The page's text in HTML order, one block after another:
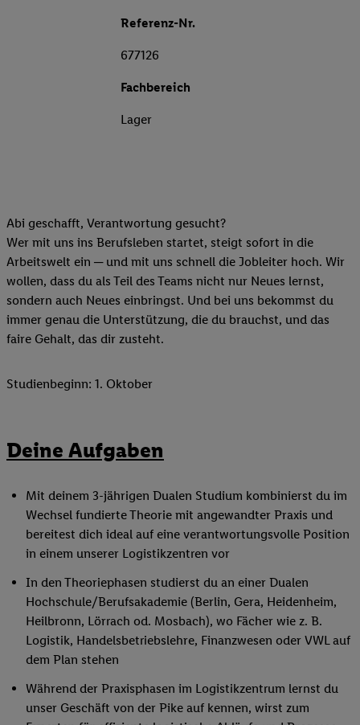
Referenz-Nr.
677126
Fachbereich
Lager
Abi geschafft, Verantwortung gesucht?
Wer mit uns ins Berufsleben startet, steigt sofort in die
Arbeitswelt ein ─ und mit uns schnell die Jobleiter hoch. Wir
wollen, dass du als Teil des Teams nicht nur Neues lernst,
sondern auch Neues einbringst. Und bei uns bekommst du
immer genau die Unterstützung, die du brauchst, und das
faire Gehalt, das dir zusteht.
Studienbeginn: 1. Oktober
Deine Aufgaben
Mit deinem 3-jährigen Dualen Studium kombinierst du im
Wechsel fundierte Theorie mit angewandter Praxis und
bereitest dich ideal auf eine verantwortungsvolle Position
in einem unserer Logistikzentren vor
In den Theoriephasen studierst du an einer Dualen
Hochschule/Berufsakademie (Berlin, Gera, Heidenheim,
Heilbronn, Lörrach od. Mosbach), wo Fächer wie z. B.
Logistik, Handelsbetriebslehre, Finanzwesen oder VWL auf
dem Plan stehen
Während der Praxisphasen im Logistikzentrum lernst du
unser Geschäft von der Pike auf kennen, wirst zum